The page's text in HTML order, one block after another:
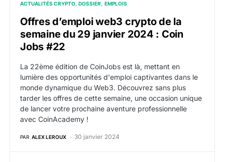
ACTUALITÉS CRYPTO DOSSIER EMPLOIS
Offres d’emploi web3 crypto de la
semaine du 29 janvier 2024 : Coin
Jobs #22
La 22ème édition de CoinJobs est là, mettant en
lumière des opportunités d'emploi captivantes dans le
monde dynamique du Web3. Découvrez sans plus
tarder les offres de cette semaine, une occasion unique
de lancer votre prochaine aventure professionnelle
avec CoinAcademy !
PAR ALEX LEROUX 30 janvier 2024